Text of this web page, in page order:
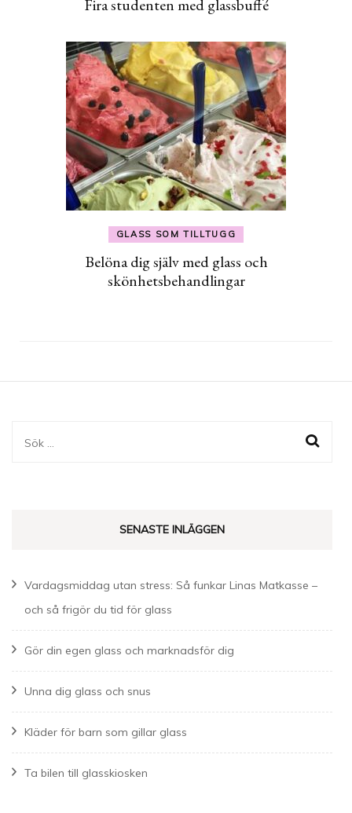
Fira studenten med glassbuffé
GLASS SOM TILLTUGG
Belöna dig själv med glass och
skönhetsbehandlingar
Sök
SENASTE INLÄGGEN
Vardagsmiddag utan stress: Så funkar Linas Matkasse –
och så frigör du tid för glass
Gör din egen glass och marknadsför dig
Unna dig glass och snus
Kläder för barn som gillar glass
Ta bilen till glasskiosken